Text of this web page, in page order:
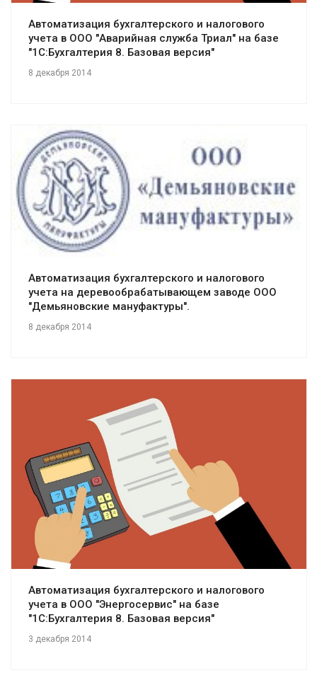
Автоматизация бухгалтерского и налогового
учета в ООО "Аварийная служба Триал" на базе
"1С:Бухгалтерия 8. Базовая версия"
8 декабря 2014
Смотреть проект
Автоматизация бухгалтерского и налогового
учета на деревообрабатывающем заводе ООО
"Демьяновские мануфактуры".
8 декабря 2014
Смотреть проект
Автоматизация бухгалтерского и налогового
учета в ООО "Энергосервис" на базе
"1С:Бухгалтерия 8. Базовая версия"
3 декабря 2014